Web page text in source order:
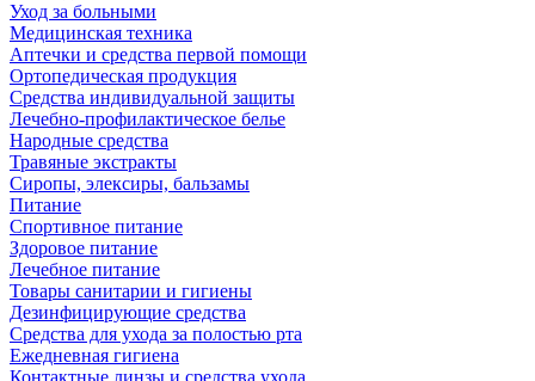
Уход за больными
Медицинская техника
Аптечки и средства первой помощи
Ортопедическая продукция
Средства индивидуальной защиты
Лечебно-профилактическое белье
Народные средства
Травяные экстракты
Сиропы, элексиры, бальзамы
Питание
Спортивное питание
Здоровое питание
Лечебное питание
Товары санитарии и гигиены
Дезинфицирующие средства
Средства для ухода за полостью рта
Ежедневная гигиена
Контактные линзы и средства ухода